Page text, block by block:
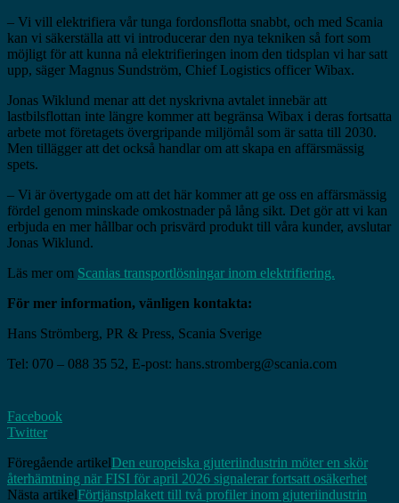
– Vi vill elektrifiera vår tunga fordonsflotta snabbt, och med Scania
kan vi säkerställa att vi introducerar den nya tekniken så fort som
möjligt för att kunna nå elektrifieringen inom den tidsplan vi har satt
upp, säger Magnus Sundström, Chief Logistics officer Wibax.
Jonas Wiklund menar att det nyskrivna avtalet innebär att
lastbilsflottan inte längre kommer att begränsa Wibax i deras fortsatta
arbete mot företagets övergripande miljömål som är satta till 2030.
Men tillägger att det också handlar om att skapa en affärsmässig
spets.
– Vi är övertygade om att det här kommer att ge oss en affärsmässig
fördel genom minskade omkostnader på lång sikt. Det gör att vi kan
erbjuda en mer hållbar och prisvärd produkt till våra kunder, avslutar
Jonas Wiklund.
Läs mer om Scanias transportlösningar inom elektrifiering.
För mer information, vänligen kontakta:
Hans Strömberg, PR & Press, Scania Sverige
Tel: 070 – 088 35 52, E-post: hans.stromberg@scania.com
Facebook
Twitter
Föregående artikelDen europeiska gjuteriindustrin möter en skör
återhämtning när FISI för april 2026 signalerar fortsatt osäkerhet
Nästa artikelFörtjänstplakett till två profiler inom gjuteriindustrin